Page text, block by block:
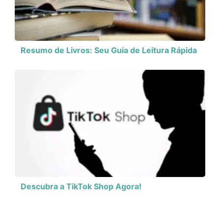
Resumo de Livros: Seu Guia de Leitura Rápida
Descubra a TikTok Shop Agora!